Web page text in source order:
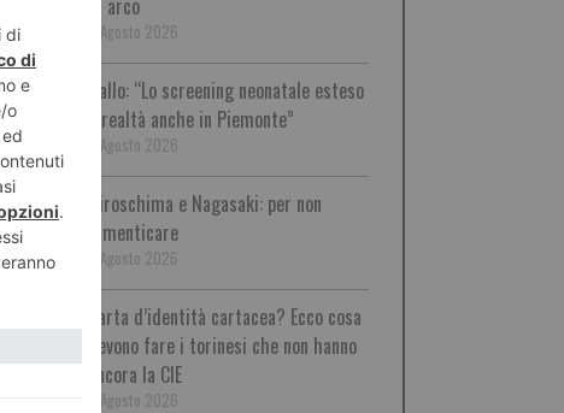
di arco
6 Agosto 2026
Nallo: “Lo screening neonatale esteso
è realtà anche in Piemonte”
5 Agosto 2026
Hiroschima e Nagasaki: per non
dimenticare
5 Agosto 2026
Carta d’identità cartacea? Ecco cosa
devono fare i torinesi che non hanno
ancora la CIE
5 Agosto 2026